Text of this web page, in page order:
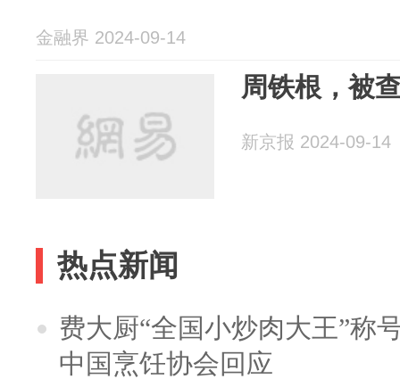
金融界 2024-09-14
周铁根，被
新京报 2024-09-14
热点新闻
费大厨“全国小炒肉大王”称
中国烹饪协会回应